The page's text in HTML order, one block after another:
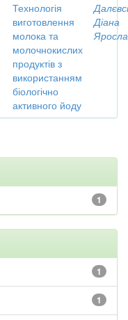
Технологія
виготовлення
молока та
молочнокислих
продуктів з
використанням
біологічно
активного йоду
Діана
1
1
1